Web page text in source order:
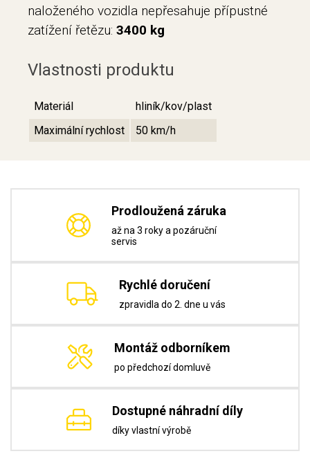
naloženého vozidla nepřesahuje přípustné
zatížení řetězu: 3400 kg
Vlastnosti produktu
Materiál
hliník/kov/plast
Maximální rychlost
50 km/h
Prodloužená záruka
až na 3 roky a pozáruční
servis
Rychlé doručení
zpravidla do 2. dne u vás
Montáž odborníkem
po předchozí domluvě
Dostupné náhradní díly
díky vlastní výrobě